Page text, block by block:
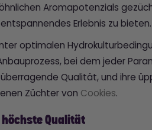
Aromapotenzials
Erlebnis zu bieten.
optimalen
bei dem jeder
Qualität, und ihre
Züchter von Cookies.
Qualität